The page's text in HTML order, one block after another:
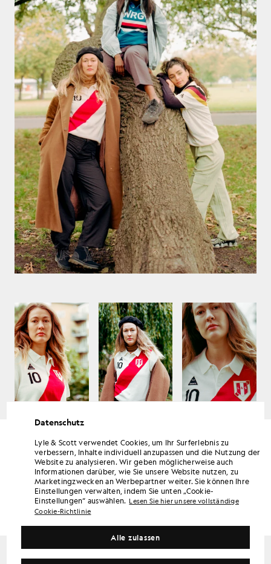
Datenschutz
Lyle & Scott verwendet Cookies, um Ihr Surferlebnis zu
verbessern, Inhalte individuell anzupassen und die Nutzung der
Website zu analysieren. Wir geben möglicherweise auch
Informationen darüber, wie Sie unsere Website nutzen, zu
Marketingzwecken an Werbepartner weiter. Sie können Ihre
Einstellungen verwalten, indem Sie unten „Cookie-
Einstellungen“ auswählen. Lesen Sie hier unsere vollständige
Cookie-Richtlinie
Alle zulassen